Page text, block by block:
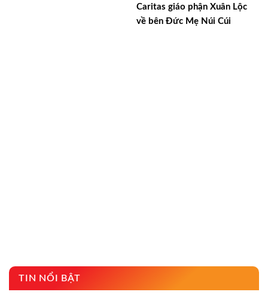
Caritas giáo phận Xuân Lộc
về bên Đức Mẹ Núi Cúi
TIN NỔI BẬT